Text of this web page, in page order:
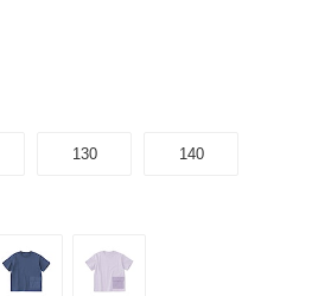
130 140